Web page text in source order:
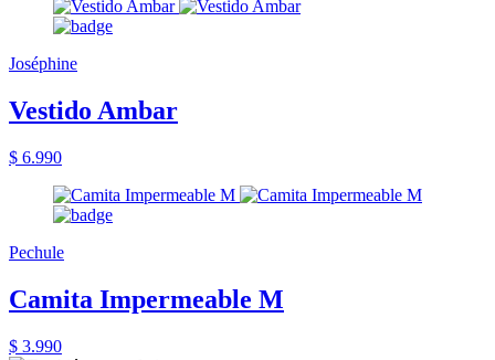
Joséphine
Vestido Ambar
$ 6.990
Pechule
Camita Impermeable M
$ 3.990